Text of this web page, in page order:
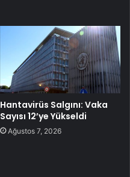
Hantavirüs Salgını: Vaka
Sayısı 12’ye Yükseldi
Ağustos 7, 2026